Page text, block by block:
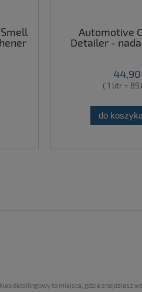
Automotive
Detailer -
44,90
( 1 litr =
do
detailingowy to miejsce, gdzie znajdziesz